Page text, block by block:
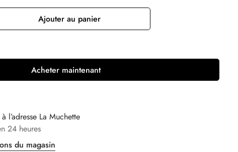
Ajouter au panier
Acheter maintenant
l’adresse La Muchette
24 heures
du magasin